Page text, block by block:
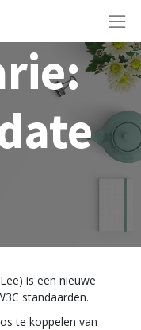
is een nieuwe
standaarden.
te koppelen van